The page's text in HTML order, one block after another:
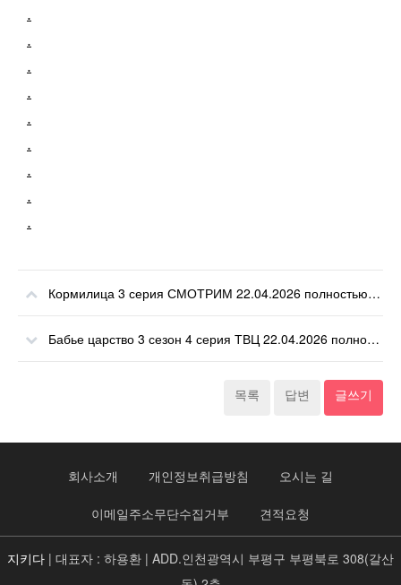
.
.
.
.
.
.
.
.
.
Кормилица 3 серия СМОТРИМ 22.04.2026 полностью смотреть
Бабье царство 3 сезон 4 серия ТВЦ 22.04.2026 полностью смотреть
목록 답변 글쓰기
회사소개 개인정보취급방침 오시는 길
이메일주소무단수집거부 견적요청
지키다 | 대표자 : 하용환 | ADD.인천광역시 부평구 부평북로 308(갈산